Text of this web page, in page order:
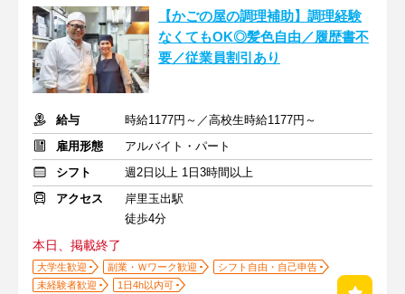
【かごの屋の調理補助】調理経験
なくてもOK◎髪色自由／履歴書不
要／従業員割引あり
給与
時給1177円～／高校生時給1177円～
雇用形態
アルバイト・パート
シフト
週2日以上 1日3時間以上
アクセス
岸里玉出駅
徒歩4分
本日、掲載終了
大学生歓迎 副業・Ｗワーク歓迎
シフト自由・自己申告
未経験者歓迎
1日4h以内可